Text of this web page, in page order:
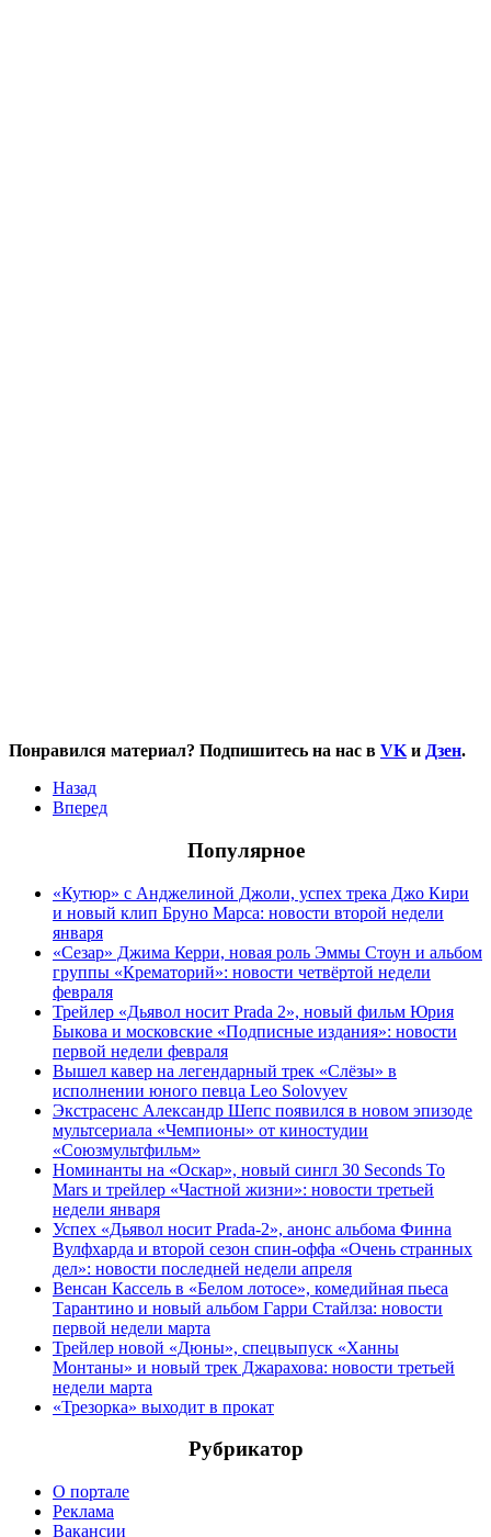
Понравился материал? Подпишитесь на нас в VK и Дзен.
Назад
Вперед
Популярное
«Кутюр» с Анджелиной Джоли, успех трека Джо Кири
и новый клип Бруно Марса: новости второй недели
января
«Сезар» Джима Керри, новая роль Эммы Стоун и альбом
группы «Крематорий»: новости четвёртой недели
февраля
Трейлер «Дьявол носит Prada 2», новый фильм Юрия
Быкова и московские «Подписные издания»: новости
первой недели февраля
Вышел кавер на легендарный трек «Слёзы» в
исполнении юного певца Leo Solovyev
Экстрасенс Александр Шепс появился в новом эпизоде
мультсериала «Чемпионы» от киностудии
«Союзмультфильм»
Номинанты на «Оскар», новый сингл 30 Seconds To
Mars и трейлер «Частной жизни»: новости третьей
недели января
Успех «Дьявол носит Prada-2», анонс альбома Финна
Вулфхарда и второй сезон спин-оффа «Очень странных
дел»: новости последней недели апреля
Венсан Кассель в «Белом лотосе», комедийная пьеса
Тарантино и новый альбом Гарри Стайлза: новости
первой недели марта
Трейлер новой «Дюны», спецвыпуск «Ханны
Монтаны» и новый трек Джарахова: новости третьей
недели марта
«Трезорка» выходит в прокат
Рубрикатор
О портале
Реклама
Вакансии